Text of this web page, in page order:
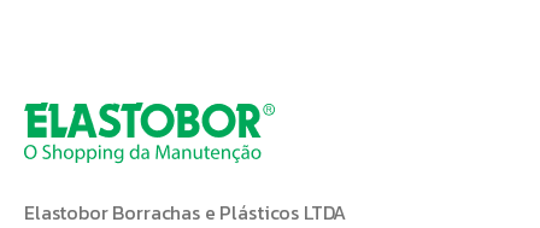
Elastobor Borrachas e Plásticos LTDA